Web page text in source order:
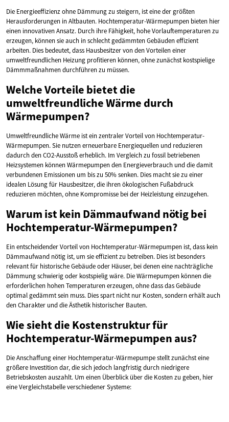
Die Energieeffizienz ohne Dämmung zu steigern, ist eine der größten
Herausforderungen in Altbauten. Hochtemperatur-Wärmepumpen bieten hier
einen innovativen Ansatz. Durch ihre Fähigkeit, hohe Vorlauftemperaturen zu
erzeugen, können sie auch in schlecht gedämmten Gebäuden effizient
arbeiten. Dies bedeutet, dass Hausbesitzer von den Vorteilen einer
umweltfreundlichen Heizung profitieren können, ohne zunächst kostspielige
Dämmmaßnahmen durchführen zu müssen.
Welche Vorteile bietet die
umweltfreundliche Wärme durch
Wärmepumpen?
Umweltfreundliche Wärme ist ein zentraler Vorteil von Hochtemperatur-
Wärmepumpen. Sie nutzen erneuerbare Energiequellen und reduzieren
dadurch den CO2-Ausstoß erheblich. Im Vergleich zu fossil betriebenen
Heizsystemen können Wärmepumpen den Energieverbrauch und die damit
verbundenen Emissionen um bis zu 50% senken. Dies macht sie zu einer
idealen Lösung für Hausbesitzer, die ihren ökologischen Fußabdruck
reduzieren möchten, ohne Kompromisse bei der Heizleistung einzugehen.
Warum ist kein Dämmaufwand nötig bei
Hochtemperatur-Wärmepumpen?
Ein entscheidender Vorteil von Hochtemperatur-Wärmepumpen ist, dass kein
Dämmaufwand nötig ist, um sie effizient zu betreiben. Dies ist besonders
relevant für historische Gebäude oder Häuser, bei denen eine nachträgliche
Dämmung schwierig oder kostspielig wäre. Die Wärmepumpen können die
erforderlichen hohen Temperaturen erzeugen, ohne dass das Gebäude
optimal gedämmt sein muss. Dies spart nicht nur Kosten, sondern erhält auch
den Charakter und die Ästhetik historischer Bauten.
Wie sieht die Kostenstruktur für
Hochtemperatur-Wärmepumpen aus?
Die Anschaffung einer Hochtemperatur-Wärmepumpe stellt zunächst eine
größere Investition dar, die sich jedoch langfristig durch niedrigere
Betriebskosten auszahlt. Um einen Überblick über die Kosten zu geben, hier
eine Vergleichstabelle verschiedener Systeme: